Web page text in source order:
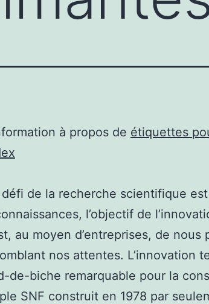
à propos de étiquettes
de la recherche scientifique est
l’objectif de
au moyen d’entreprises, de nous
nos attentes. L’innovation
de-biche remarquable pour la
SNF construit en 1978 par